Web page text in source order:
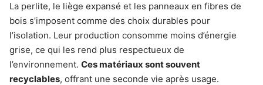
La perlite, le liège expansé et les panneaux en fibres de
bois s’imposent comme des choix durables pour
l’isolation. Leur production consomme moins d’énergie
grise, ce qui les rend plus respectueux de
l’environnement. Ces matériaux sont souvent
recyclables, offrant une seconde vie après usage.